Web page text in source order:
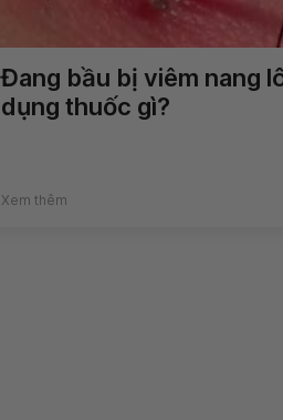
Đang bầu bị viêm nang
dụng thuốc gì?
Xem thêm